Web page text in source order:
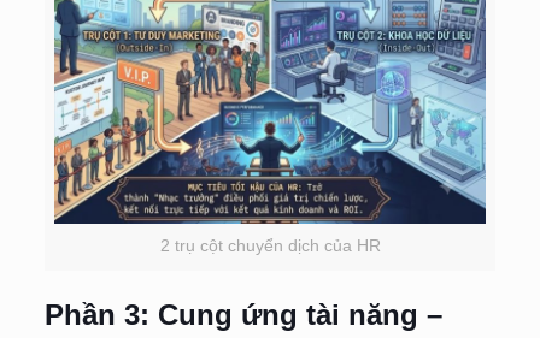
2 trụ cột chuyển dịch của HR
Phần 3: Cung ứng tài năng –